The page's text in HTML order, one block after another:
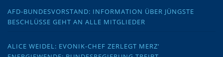
AFD-BUNDESVORSTAND: INFORMATION ÜBER JÜNGSTE
BESCHLÜSSE GEHT AN ALLE MITGLIEDER
ALICE WEIDEL: EVONIK-CHEF ZERLEGT MERZ‘